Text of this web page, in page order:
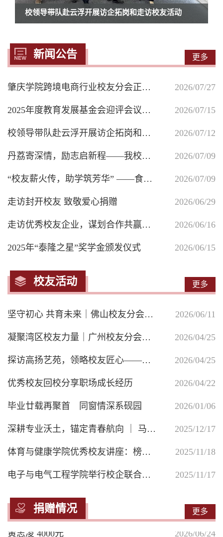
校领导带队赴云浮开展访企拓岗和走访校友活动
新闻公告 更多
肇庆学院跨境电商行业校友分会正式成立 2026/07/27
2025年度教育发展基金会迎评会议召开 2026/07/15
校领导带队赴云浮开展访企拓岗和走访校友活动 2026/07/12
丹荔寄深情，励志启新程——我校励志园景观石正式揭幕落成 2026/07/09
“校友薪火传，助学筑芳华” ——食品与制药工程学院“校友薪火·励学基金”颁发仪式圆满举行 2026/07/09
走访封开校友 致敬爱心捐赠 2026/06/29
走访优秀校友企业，谋划合作共赢新篇——副校长唐冬冬一行赴广州访企拓岗 2026/06/16
2025年“泰隆之星”奖学金颁发仪式 2026/06/15
校友活动 更多
坚守初心 共育未来｜佛山校友分会副会长胡洁文女士企业——博士文教育集团15周年庆典圆满举行 2026/06/11
凝聚湾区校友力量｜广州校友分会筹备组一行到访佛山校友分会交流座谈 2026/04/25
探访高扬艺苑，领略校友匠心——肇庆学院深圳校友会成功举办文化艺术专题活动 2026/04/25
优秀校友回校分享职场成长经历 2026/04/22
毕业廿载再聚首 同窗情深系砚园 2026/01/06
深耕专业沃土，锚定青春航向 ｜ 马克思主义学院思政专业校友分享会暖心开讲 2025/12/17
体育与健康学院优秀校友讲座：榜样引领学业规划 经验赋能未来发展 2025/11/18
电子与电气工程学院举行校企联合工程实验室揭牌暨设备捐赠仪式 2025/11/17
捐赠情况 更多
浙江泰隆慈善基金会 180000元 2026/06/24
赵元修、赵辜怀箴伉俪 500000元 2026/06/24
浙江泰隆慈善基金会 100000元 2026/06/24